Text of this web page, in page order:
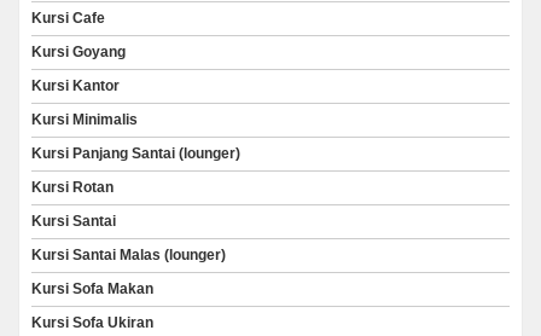
Kursi Cafe
Kursi Goyang
Kursi Kantor
Kursi Minimalis
Kursi Panjang Santai (lounger)
Kursi Rotan
Kursi Santai
Kursi Santai Malas (lounger)
Kursi Sofa Makan
Kursi Sofa Ukiran